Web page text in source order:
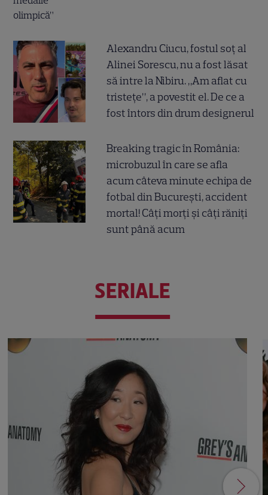
Alexandru Ciucu, fostul soț al
Alinei Sorescu, nu a fost lăsat
să intre la Nibiru. „Am aflat cu
tristețe”, a povestit el. De ce a
fost întors din drum designerul
Breaking tragic în România:
microbuzul în care se afla
acum câteva minute echipa de
fotbal din București, accident
mortal! Câți morți și câți răniți
sunt până acum
SERIALE